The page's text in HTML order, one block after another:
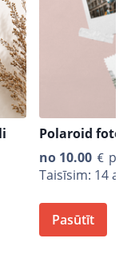
Polaroid
no 10.00
par
Taisīsim: 14
Pasūtīt